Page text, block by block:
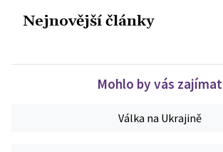
Nejnovější články
Mohlo by vás zajímat
Válka na Ukrajině